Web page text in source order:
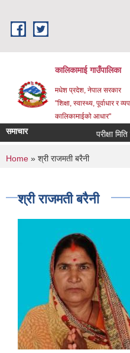
कालिकामाई गाउँपालिका
मधेश प्रदेश, नेपाल सरकार
"शिक्षा, स्वास्थ्य, पूर्वाधार र
कालिकामाईको आधार"
समाचार परीक्षा मिति
You are here
Home » श्री राजमती बरैनी
श्री राजमती बरैनी